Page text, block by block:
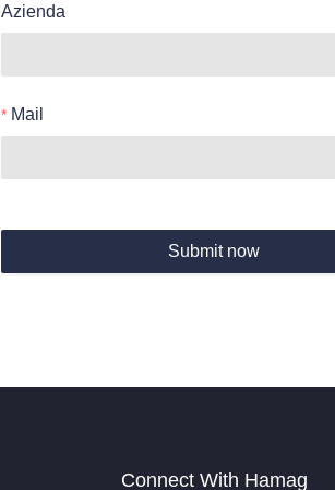
Azienda
Mail
Submit now
Connect With Hamag